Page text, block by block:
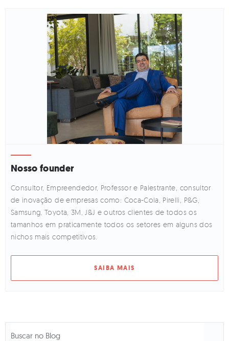
Nosso founder
Consultor, Empreendedor, Professor e Palestrante, consultor
de inovação de empresas como: Coca-Cola, Pirelli, P&G,
Samsung, Toyota, 3M, J&J e outros clientes de todos os
tamanhos em praticamente todos os setores em alguns dos
nichos mais competitivos.
SAIBA MAIS